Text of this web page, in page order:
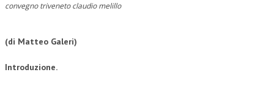
ARCHIVIO CORSI 2015
DIVENTA SOCIO
convegno triveneto claudio melillo
(di Matteo Galeri)
Introduzione.